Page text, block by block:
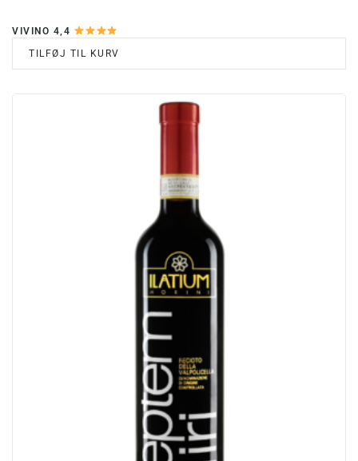
VIVINO 4,4
TILFØJ TIL KURV